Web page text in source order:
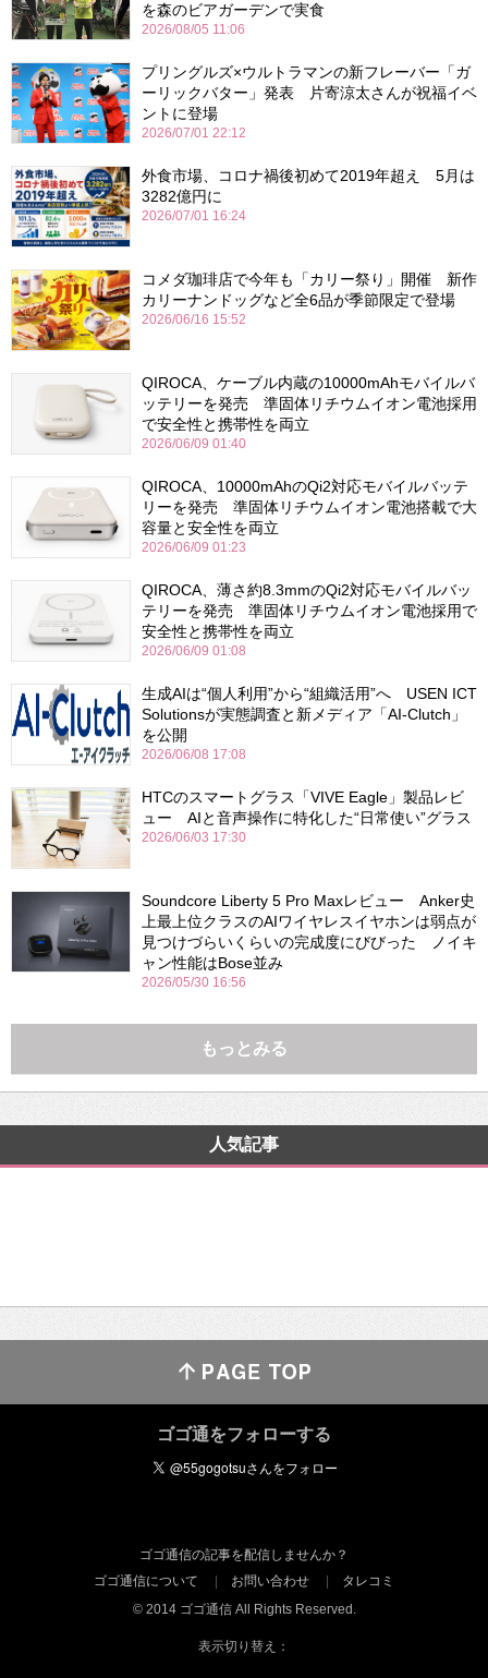
を森のビアガーデンで実食
2026/08/05 11:06
プリングルズ×ウルトラマンの新フレーバー「ガ
ーリックバター」発表 片寄涼太さんが祝福イベ
ントに登場
2026/07/01 22:12
外食市場、コロナ禍後初めて2019年超え 5月は
3282億円に
2026/07/01 16:24
コメダ珈琲店で今年も「カリー祭り」開催 新作
カリーナンドッグなど全6品が季節限定で登場
2026/06/16 15:52
QIROCA、ケーブル内蔵の10000mAhモバイルバ
ッテリーを発売 準固体リチウムイオン電池採用
で安全性と携帯性を両立
2026/06/09 01:40
QIROCA、10000mAhのQi2対応モバイルバッテ
リーを発売 準固体リチウムイオン電池搭載で大
容量と安全性を両立
2026/06/09 01:23
QIROCA、薄さ約8.3mmのQi2対応モバイルバッ
テリーを発売 準固体リチウムイオン電池採用で
安全性と携帯性を両立
2026/06/09 01:08
生成AIは“個人利用”から“組織活用”へ USEN ICT
Solutionsが実態調査と新メディア「AI-Clutch」
を公開
2026/06/08 17:08
HTCのスマートグラス「VIVE Eagle」製品レビ
ュー AIと音声操作に特化した“日常使い”グラス
2026/06/03 17:30
Soundcore Liberty 5 Pro Maxレビュー Anker史
上最上位クラスのAIワイヤレスイヤホンは弱点が
見つけづらいくらいの完成度にびびった ノイキ
ャン性能はBose並み
2026/05/30 16:56
もっとみる
人気記事
ゴゴ通をフォローする
ゴゴ通信の記事を配信しませんか？
ゴゴ通信について
お問い合わせ
タレコミ
© 2014 ゴゴ通信 All Rights Reserved.
表示切り替え：